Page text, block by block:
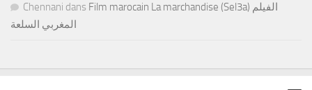
Chennani dans Film marocain La marchandise (Sel3a) الفيلم
المغربي السلعة